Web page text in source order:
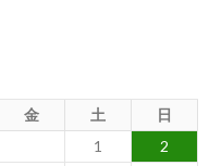
金 土
日
1
2